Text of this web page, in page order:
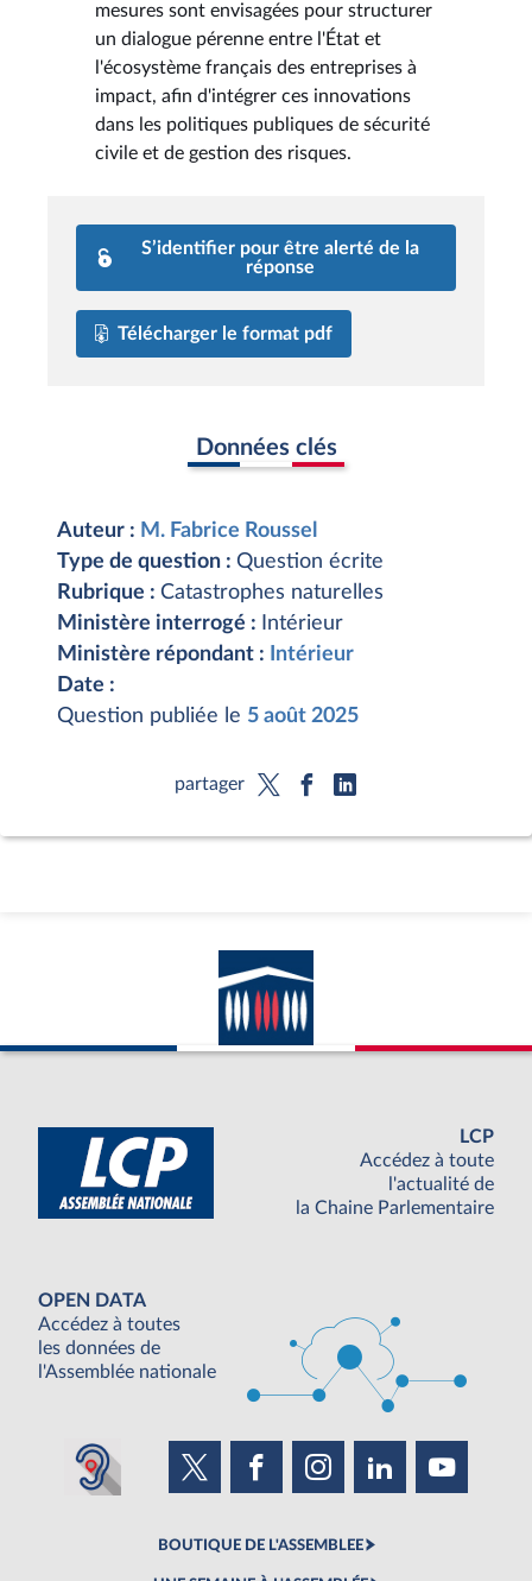
mesures sont envisagées pour structurer
un dialogue pérenne entre l'État et
l'écosystème français des entreprises à
impact, afin d'intégrer ces innovations
dans les politiques publiques de sécurité
civile et de gestion des risques.
S’identifier pour être alerté de la
réponse
Télécharger le format pdf
Données clés
Auteur : M. Fabrice Roussel
Type de question : Question écrite
Rubrique : Catastrophes naturelles
Ministère interrogé :
Intérieur
Ministère répondant :
Intérieur
Date :
Question publiée le 5 août 2025
partager
LCP
Accédez à toute
l'actualité de
la Chaine Parlementaire
OPEN DATA
Accédez à toutes
les données de
l'Assemblée nationale
BOUTIQUE DE L'ASSEMBLEE